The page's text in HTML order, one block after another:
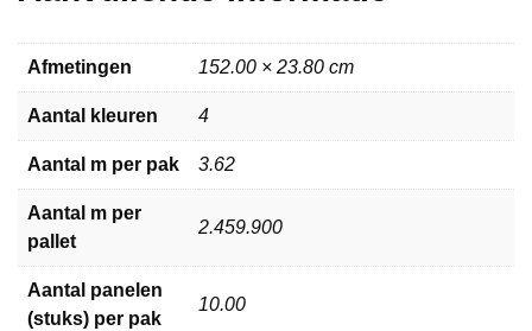
Afmetingen 152.00 × 23.80 cm
Aantal kleuren 4
Aantal m per pak 3.62
Aantal m per
pallet
2.459.900
Aantal panelen
(stuks) per pak
10.00